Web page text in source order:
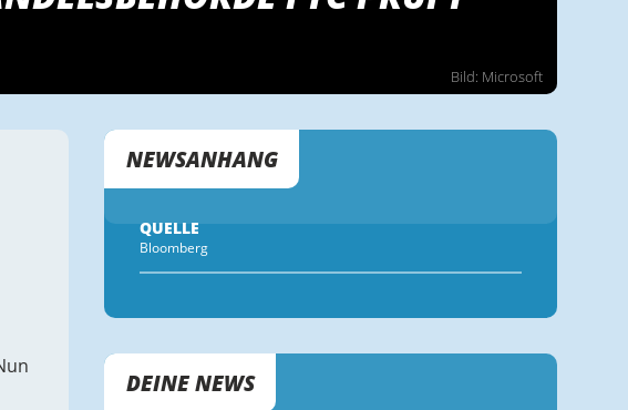
Bild: Microsoft
NEWSANHANG
QUELLE
Bloomberg
DEINE NEWS